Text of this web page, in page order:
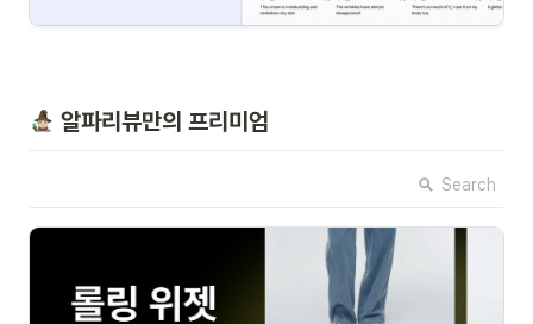
알파리뷰만의 프리미엄
Search